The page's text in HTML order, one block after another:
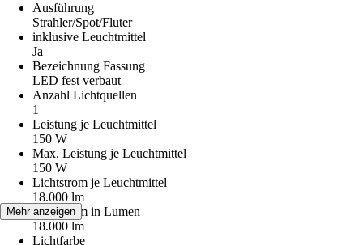
Ausführung
Strahler/Spot/Fluter
inklusive Leuchtmittel
Ja
Bezeichnung Fassung
LED fest verbaut
Anzahl Lichtquellen
1
Leistung je Leuchtmittel
150 W
Max. Leistung je Leuchtmittel
150 W
Lichtstrom je Leuchtmittel
18.000 lm
Lichtstrom in Lumen
18.000 lm
Lichtfarbe
Mehr anzeigen